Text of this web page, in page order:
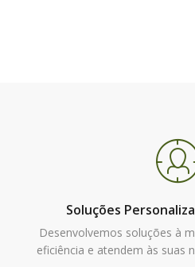
Soluções
Desenvolvemos soluções à
eficiência e atendem às suas